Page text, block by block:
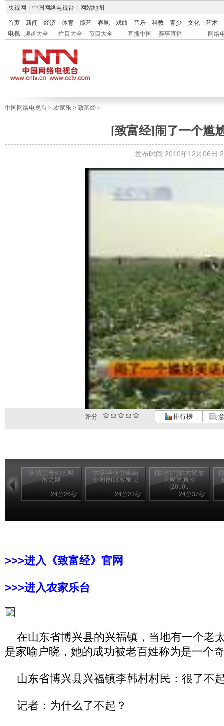
央视网 中国网络电视台 网站地图
首页 新闻 经济 体育 综艺 春晚 戏曲 音乐 科教 青少 文化
艺术
电视
频道大全 栏目大全 节目大全 直播中国 赛事直播 网络
中国网络电视台 > 农家乐 > 致富经 >
[致富经]闹了一个尴
发布时间:2010年12月06日
评分 排行榜
从猪粪开始的财
富之路
24分26秒
大学毕业引爆高
中时的财富发现
24分23秒
[致富经]胆大背后
的财富真相
(2010...
24分37秒
[
>>>进入《致富经》官网
>>>进入农家乐台
在山东省博兴县的兴福镇，当地有一个老
是家喻户晓，她的成功被老百姓称为是一个
山东省博兴县兴福镇李韩村村民：很了不
记者：为什么了不起？